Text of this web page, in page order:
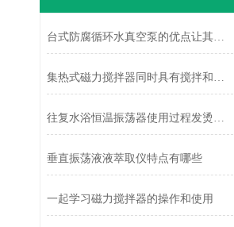
台式防腐循环水真空泵的优点让其更加受欢迎
集热式磁力搅拌器同时具有搅拌和加热两个功能
往复水浴恒温振荡器使用过程发烫怎么处理
垂直振荡液液萃取仪特点有哪些
一起学习磁力搅拌器的操作和使用